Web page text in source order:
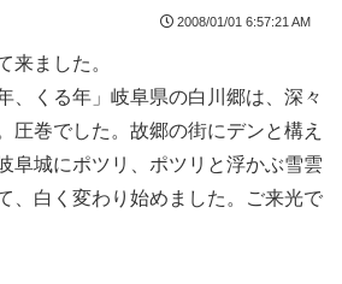
2008/01/01 6:57:21 AM
来ました。
、くる年」岐阜県の白川郷は、深々
圧巻でした。故郷の街にデンと構え
阜城にポツリ、ポツリと浮かぶ雪雲
、白く変わり始めました。ご来光で